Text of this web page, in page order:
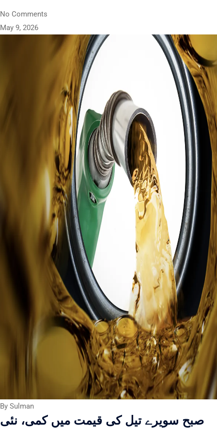
No Comments
May 9, 2026
By Sulman
صبح سویرے تیل کی قیمت میں کمی، نئی